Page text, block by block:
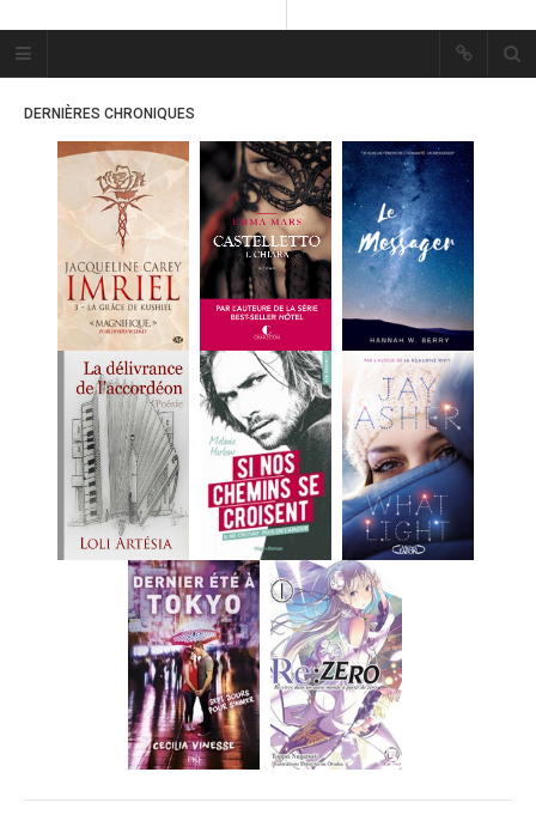
Plume Bleue
« Les mots sont les passants
« Les mots sont les passants
mystérieux de l’âme. »
ACCUEIL
LES PLUMES
MES FUTURES
LECTURES
MES CRITIQUES
MES ARTICLES
MARION
MES FUTURES
LECTURES
MES CRITIQUES
MES ARTICLES
MES FUTURES
LECTURES
MES CRITIQUES
DERNIÈRES CHRONIQUES